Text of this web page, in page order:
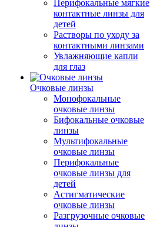
Перифокальные мягкие
контактные линзы для
детей
Растворы по уходу за
контактными линзами
Увлажняющие капли
для глаз
Очковые линзы
Монофокальные
очковые линзы
Бифокальные очковые
линзы
Мультифокальные
очковые линзы
Перифокальные
очковые линзы для
детей
Астигматические
очковые линзы
Разгрузочные очковые